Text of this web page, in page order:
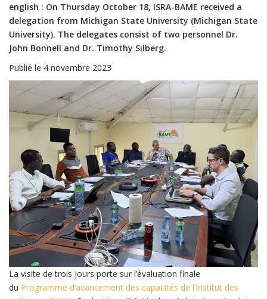
english : On Thursday October 18, ISRA-BAME received a
delegation from Michigan State University (Michigan State
University). The delegates consist of two personnel Dr.
John Bonnell and Dr. Timothy Silberg.
Publié le 4 novembre 2023
La visite de trois jours porte sur l’évaluation finale
du Programme d’avancement des capacités de l’Institut des